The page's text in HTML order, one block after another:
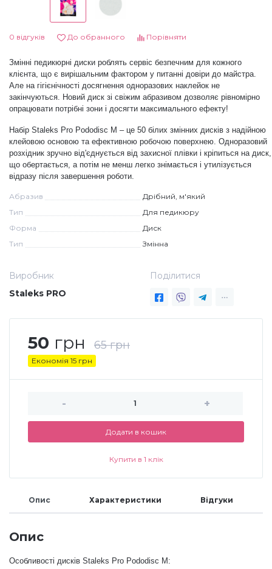
Дезінфекція та стерилізація
Декор для нігтів
Трикутники (каміфубукі)
Наклейки гнучкі лінії
Наліпки гнучкі лінії
Втирки
Бульонки
Блискітки (пісок для нігтів)
Меланж (цукровий ефект)
Каміфубукі (конфетті)
Фольга для лиття (ефект кракелюра)
Навчання
0 відгуків До обранного Порівняти
Змінні педикюрні диски роблять сервіс безпечним для кожного
клієнта, що є вирішальним фактором у питанні довіри до майстра.
Але на гігієнічності досягнення одноразових наклейок не
закінчуються. Новий диск зі свіжим абразивом дозволяє рівномірно
опрацювати потрібні зони і досягти максимального ефекту!
Набір Staleks Pro Pododisc M – це 50 білих змінних дисків з надійною
клейовою основою та ефективною робочою поверхнею. Одноразовий
розхідник зручно від'єднується від захисної плівки і кріпиться на диск,
що обертається, а потім не менш легко знімається і утилізується
відразу після завершення роботи.
Абразив
Дрібний, м'який
Тип
Для педикюру
Форма
Диск
Тип
Змінна
Виробник
Staleks PRO
Поділитися
50 грн 65грн
Економія 15 грн
- +
Додати в кошик
Купити в 1 клік
Опис Характеристики Відгуки
Опис
Особливості дисків Staleks Pro Pododisc M: